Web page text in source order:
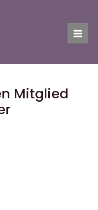
Mitglied